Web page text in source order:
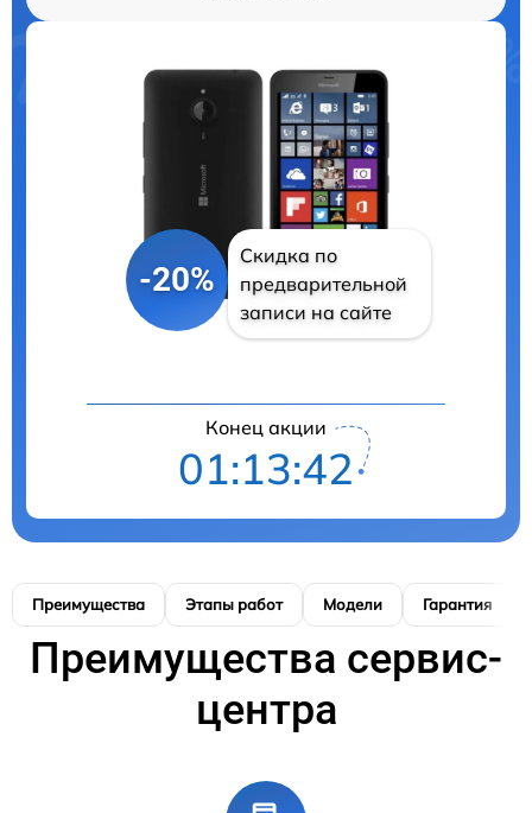
-20%
Скидка по
предварительной
записи на сайте
Конец акции
01:13:40
Преимущества Этапы работ Модели Гарантия
Преимущества сервис-
центра